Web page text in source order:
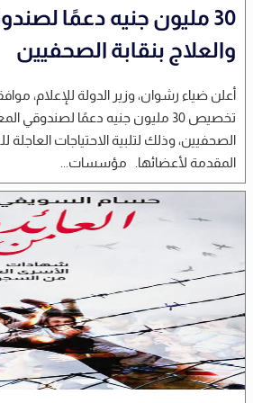
30 مليون جنيه دعمًا
والعلاج بنقابة الصحفيين
أعلن ضياء رشوان، وزير الدولة للإعلام،
تخصيص 30 مليون جنيه دعمًا لصندوقي
الصحفيين، وذلك لتلبية الاحتياجات العاجلة
المقدمة لأعضائها. مؤسسات...